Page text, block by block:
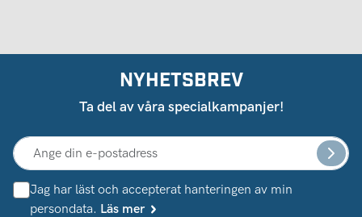
NYHETSBREV
Ta del av våra specialkampanjer!
Jag har läst och accepterat hanteringen av min
persondata. Läs mer